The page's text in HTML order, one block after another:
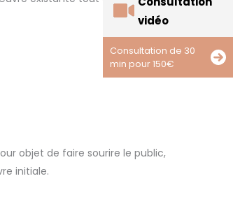
objet de faire sourire le public,
initiale.
vidéo
Consultation de 30
min pour 150€